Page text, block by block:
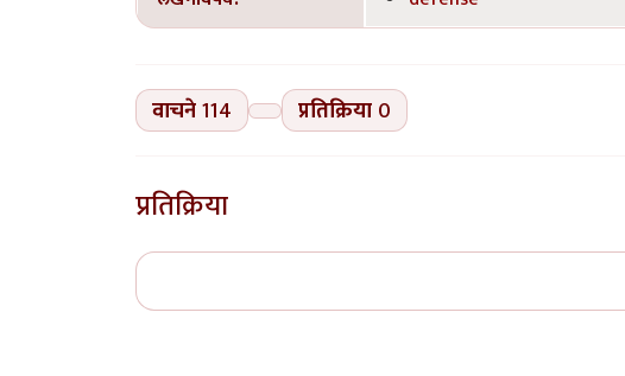
वाचने114 प्रतिक्रिया 0
प्रतिक्रिया